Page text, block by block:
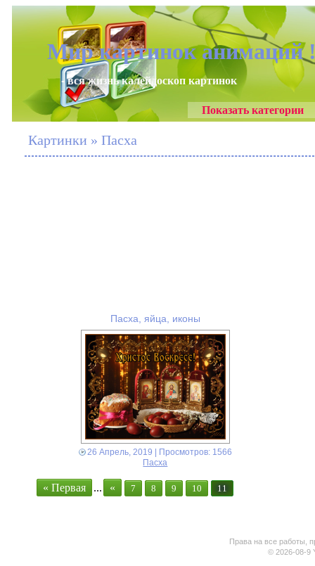
Мир картинок анимаций
- вся жизнь калейдоскоп картинок
Показать категории
Картинки » Пасха
Пасха, яйца, иконы
26 Апрель, 2019 | Просмотров: 1566
Пасха
« Первая ... « 7 8 9 10 11
Права на все работы,
© 2026-08-9